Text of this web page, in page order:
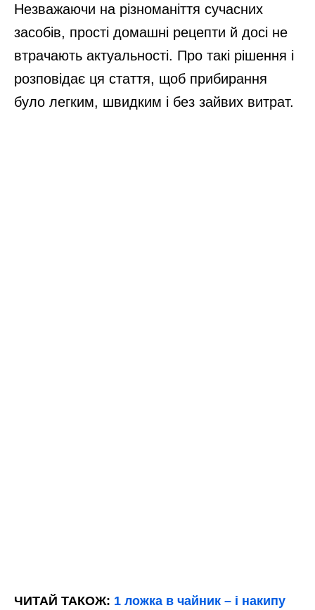
Незважаючи на різноманіття сучасних
засобів, прості домашні рецепти й досі не
втрачають актуальності. Про такі рішення і
розповідає ця стаття, щоб прибирання
було легким, швидким і без зайвих витрат.
ЧИТАЙ ТАКОЖ: 1 ложка в чайник – і накипу